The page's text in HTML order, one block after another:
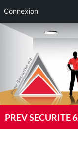
Connexion
Aller
PREV SECURITE